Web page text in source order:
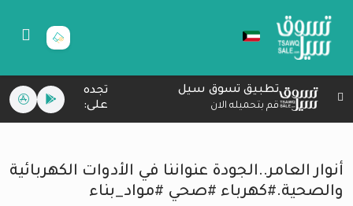
تطبيق تسوق سيل
قم بتحميله الان
تجده
على:
أنوار العامر..الجودة عنواننا في الأدوات الكهربائية
والصحية.#كهرباء #صحي #مواد_بناء